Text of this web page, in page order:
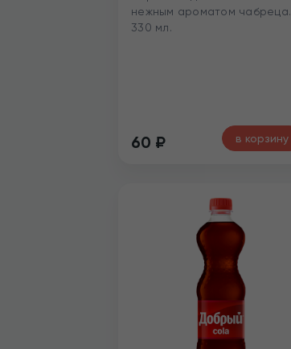
нежным ароматом чабреца.
330 мл.
60 ₽ в корзину